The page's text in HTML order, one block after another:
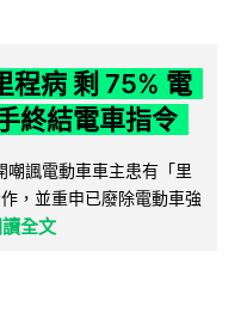
程病 剩 75% 電
終結電車指令
諷電動車車主患有「里
，並重申已廢除電動車強
全文